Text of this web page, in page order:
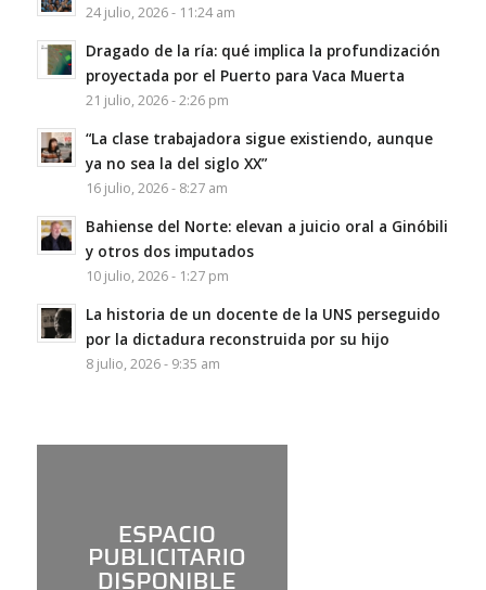
24 julio, 2026 - 11:24 am
Dragado de la ría: qué implica la profundización
proyectada por el Puerto para Vaca Muerta
21 julio, 2026 - 2:26 pm
“La clase trabajadora sigue existiendo, aunque
ya no sea la del siglo XX”
16 julio, 2026 - 8:27 am
Bahiense del Norte: elevan a juicio oral a Ginóbili
y otros dos imputados
10 julio, 2026 - 1:27 pm
La historia de un docente de la UNS perseguido
por la dictadura reconstruida por su hijo
8 julio, 2026 - 9:35 am